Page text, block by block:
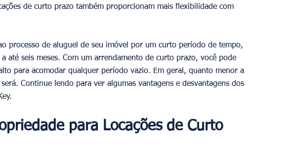
de curto prazo também proporcionam mais flexibilidade com
processo de aluguel de seu imóvel por um curto período de tempo,
até seis meses. Com um arrendamento de curto prazo, você pode
para acomodar qualquer período vazio. Em geral, quanto menor a
Continue lendo para ver algumas vantagens e desvantagens dos
para Locações de Curto